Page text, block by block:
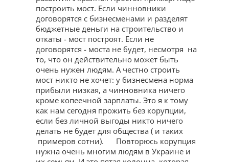
построить мост. Если чинновники
договорятся с бизнесменами и разделят
бюджетные деньги на строительство и
откаты - мост построят. Если не
договорятся - моста не будет, несмотря на
то, что он действительно может быть
очень нужен людям. А честно строить
мост никто не хочет: у бизнесмена норма
прибыли низкая, а чинновника ничего
кроме копеечной зарплаты. Это я к тому
как нам сегодня прожить без корупции,
если без личной выгоды никто ничего
делать не будет для общества ( и таких
примеров сотни). Повторюсь корупция
нужна очень многим людям в Украине и